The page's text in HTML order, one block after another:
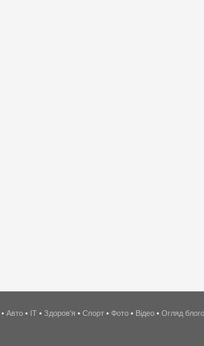
• Авто • IT • Здоров'я • Спорт • Фото • Відео • Огляд